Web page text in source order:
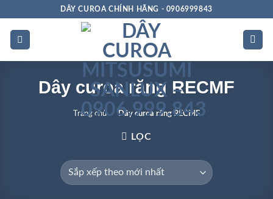
dung
DÂY CUROA CHÍNH HÃNG - 0906999843
Dây curoa răng RECMF
Trang chủ » Dây curoa răng RECMF
LỌC